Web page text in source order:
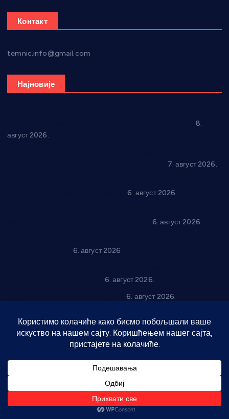
Контакт
temnic.info@gmail.com
Најновије
8.
август 2026.
7. август 2026.
6. август 2026.
6. август 2026.
6. август 2026.
6. август 2026.
6. август 2026.
Максимовић 6. август 2026.
Александровац спреман за 61. “Жупску бербу”